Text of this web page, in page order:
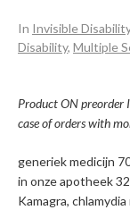
In Invisible Disability
Disability, Multiple
Product ON preorder
case of orders with
generiek medicijn
in onze apotheek
Kamagra,